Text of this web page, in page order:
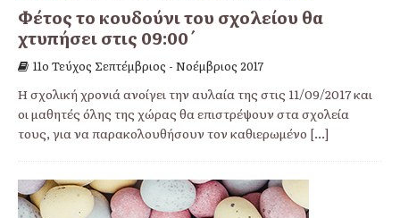
Φέτος το κουδούνι του σχολείου θα
χτυπήσει στις 09:00΄
11o Τεύχος Σεπτέμβριος - Νοέμβριος 2017
Η σχολική χρονιά ανοίγει την αυλαία της στις 11/09/2017 και
οι μαθητές όλης της χώρας θα επιστρέψουν στα σχολεία
τους, για να παρακολουθήσουν τον καθιερωμένο [...]